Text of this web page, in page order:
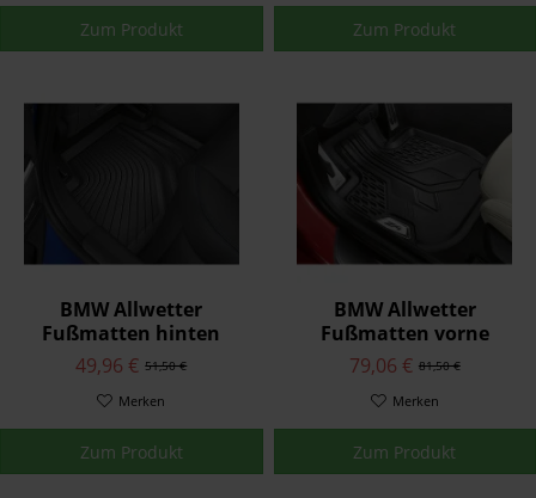
Zum Produkt Zum Produkt
BMW Allwetter
Fußmatten hinten
Schwarz 4er G22
51,50 €
49,96 €
Merken
Zum Produkt
BMW Allwetter
Fußmatten vorne
Schwarz Z4 G29
81,50 €
79,06 €
Merken
Zum Produkt